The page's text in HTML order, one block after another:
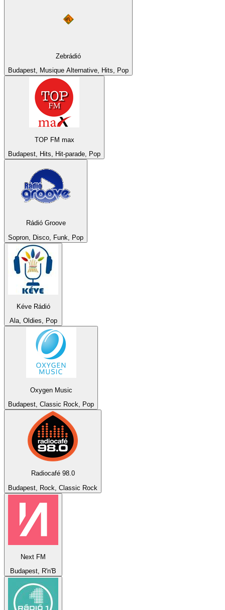
Zebrádió
Budapest, Musique Alternative, Hits, Pop
TOP FM max
Budapest, Hits, Hit-parade, Pop
Rádió Groove
Sopron, Disco, Funk, Pop
Kéve Rádió
Ala, Oldies, Pop
Oxygen Music
Budapest, Classic Rock, Pop
Radiocafé 98.0
Budapest, Rock, Classic Rock
Next FM
Budapest, R'n'B